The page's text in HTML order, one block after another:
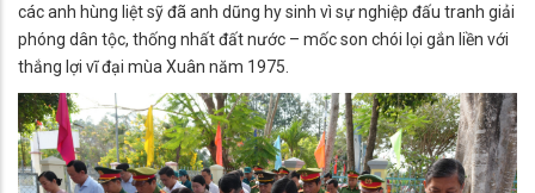
các anh hùng liệt sỹ đã anh dũng hy sinh vì sự nghiệp đấu tranh giải
phóng dân tộc, thống nhất đất nước – mốc son chói lọi gắn liền với
thắng lợi vĩ đại mùa Xuân năm 1975.